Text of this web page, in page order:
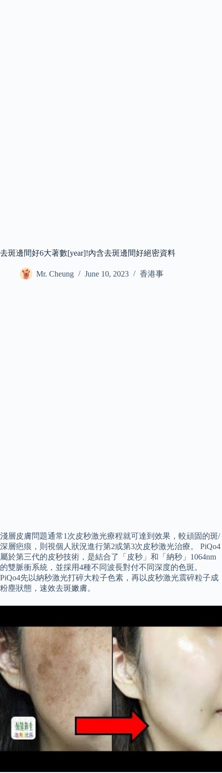
去斑邊間好6大著數[year]!內含去斑邊間好絕密資料
Mr. Cheung June 10, 2023 香港事
淺層皮膚問題通常1次皮秒激光療程就可達到效果，較頑固的斑/
深層疤痕，則視個人狀況進行第2或第3次皮秒激光治療。 PiQo4
屬於第三代的皮秒技術，是結合了「皮秒」和「納秒」1064nm
的雙脈衝系統，並採用4種不同波長對付不同深度的色斑。
PiQo4先以納秒激光打碎大粒子色素，再以皮秒激光震碎粒子成
粉塵狀態，速效去斑嫩膚。